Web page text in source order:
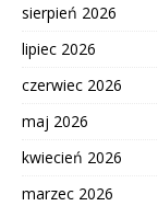
sierpień 2026
lipiec 2026
czerwiec 2026
maj 2026
kwiecień 2026
marzec 2026